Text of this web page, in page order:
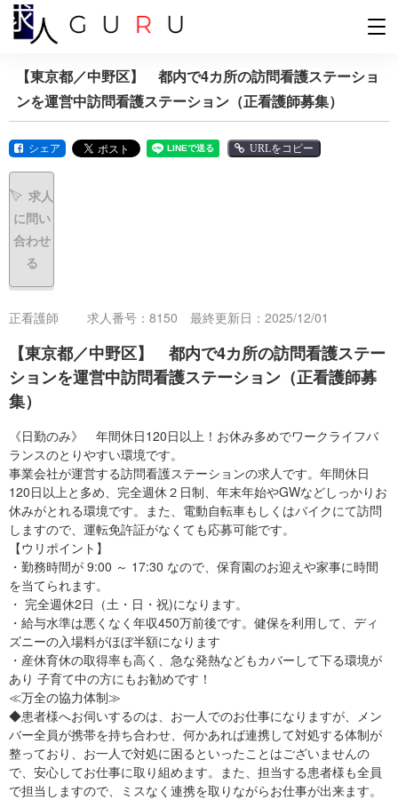
【東京都／中野区】 都内で4カ所の訪問看護ステーショ
ンを運営中訪問看護ステーション（正看護師募集）
シェア URLをコピー
求人
に問い
合わせ
る
正看護師 求人番号：8150 最終更新日：2025/12/01
【東京都／中野区】 都内で4カ所の訪問看護ステー
ションを運営中訪問看護ステーション（正看護師募
集）
《日勤のみ》 年間休日120日以上！お休み多めでワークライフバ
ランスのとりやすい環境です。
事業会社が運営する訪問看護ステーションの求人です。年間休日
120日以上と多め、完全週休２日制、年末年始やGWなどしっかりお
休みがとれる環境です。また、電動自転車もしくはバイクにて訪問
しますので、運転免許証がなくても応募可能です。
【ウリポイント】
・勤務時間が 9:00 ～ 17:30 なので、保育園のお迎えや家事に時間
を当てられます。
・ 完全週休2日（土・日・祝)になります。
・給与水準は悪くなく年収450万前後です。健保を利用して、ディ
ズニーの入場料がほぼ半額になります
・産休育休の取得率も高く、急な発熱などもカバーして下る環境が
あり 子育て中の方にもお勧めです！
≪万全の協力体制≫
◆患者様へお伺いするのは、お一人でのお仕事になりますが、メン
バー全員が携帯を持ち合わせ、何かあれば連携して対処する体制が
整っており、お一人で対処に困るといったことはございませんの
で、安心してお仕事に取り組めます。また、担当する患者様も全員
で担当しますので、ミスなく連携を取りながらお仕事が出来ます。